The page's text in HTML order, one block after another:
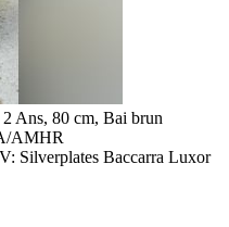
Ans, 80 cm, Bai brun
AMHR
Silverplates Baccarra Luxor